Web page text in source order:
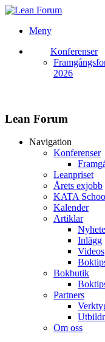
Meny
Konferenser
2026
Lean Forum
Navigation
Konferenser
Leanpriset
Årets exjobb
KATA
Kalender
Artiklar
Inlägg
Videos
Bokbutik
Partners
Om oss